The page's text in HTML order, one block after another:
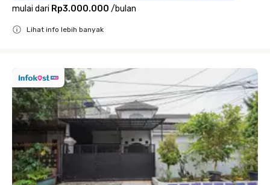
mulai dari Rp3.000.000 /bulan
Lihat info lebih banyak